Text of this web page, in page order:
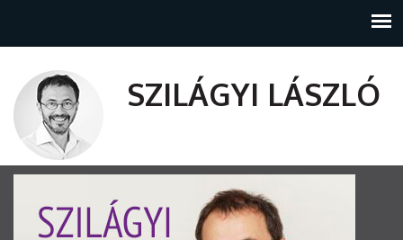
SZILÁGYI LÁSZLÓ